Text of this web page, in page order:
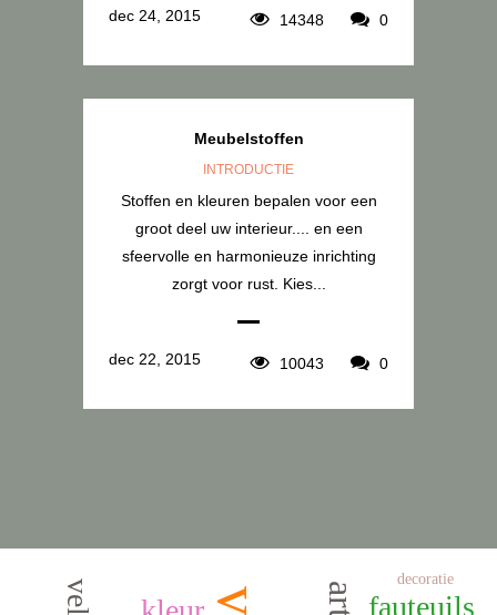
dec 24, 2015 14348 0
Meubelstoffen
INTRODUCTIE
Stoffen en kleuren bepalen voor een
groot deel uw interieur.... en een
sfeervolle en harmonieuze inrichting
zorgt voor rust. Kies...
dec 22, 2015 10043 0
fauteuils
decoratie